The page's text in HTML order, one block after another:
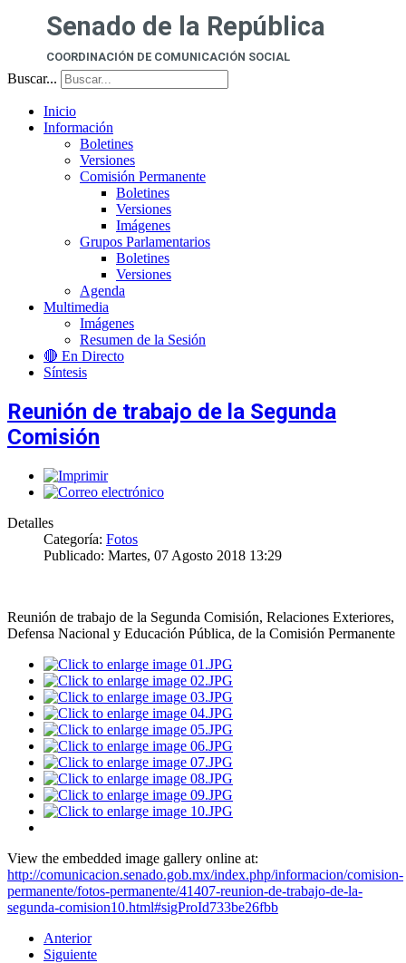
Senado de la República
COORDINACIÓN DE COMUNICACIÓN SOCIAL
Buscar...
Inicio
Información
Boletines
Versiones
Comisión Permanente
Boletines
Versiones
Imágenes
Grupos Parlamentarios
Boletines
Versiones
Agenda
Multimedia
Imágenes
Resumen de la Sesión
🔴 En Directo
Síntesis
Reunión de trabajo de la Segunda
Comisión
Detalles
Categoría: Fotos
Publicado: Martes, 07 Agosto 2018 13:29
Reunión de trabajo de la Segunda Comisión, Relaciones Exteriores,
Defensa Nacional y Educación Pública, de la Comisión Permanente
View the embedded image gallery online at:
http://comunicacion.senado.gob.mx/index.php/informacion/comision-
permanente/fotos-permanente/41407-reunion-de-trabajo-de-la-
segunda-comision10.html#sigProId733be26fbb
Anterior
Siguiente